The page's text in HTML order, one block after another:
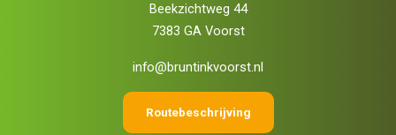
Beekzichtweg 44
7383 GA Voorst
info@bruntinkvoorst.nl
Routebeschrijving